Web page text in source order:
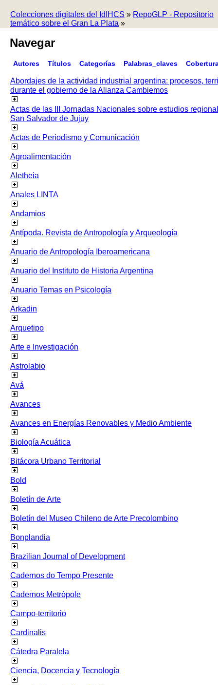
Colecciones digitales del IdIHCS » RepoGLP - Repositorio
temático sobre el Gran La Plata »
Navegar
Autores Títulos Categorías Palabras_claves
Abordajes de la actividad industrial argentina: procesos,
durante el gobierno de la Alianza Cambiemos
Actas de las III Jornadas Nacionales sobre estudios
San Salvador de Jujuy
Actas de Periodismo y Comunicación
Agroalimentación
Aletheia
Anales LINTA
Andamios
Antípoda. Revista de Antropología y Arqueología
Anuario de Antropología Iberoamericana
Anuario del Instituto de Historia Argentina
Anuario Temas en Psicología
Arkadin
Arquetipo
Arte e Investigación
Astrolabio
Avá
Avances
Avances en Energías Renovables y Medio Ambiente
Biología Acuática
Bitácora Urbano Territorial
Bold
Boletín de Arte
Boletín del Museo Chileno de Arte Precolombino
Bonplandia
Brazilian Journal of Development
Cadernos do Tempo Presente
Cadernos Metrópole
Campo-territorio
Cardinalis
Cátedra Paralela
Ciencia, Docencia y Tecnología